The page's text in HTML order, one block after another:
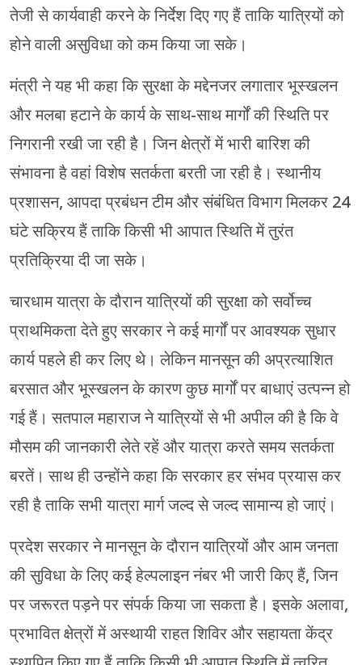
तेजी से कार्यवाही करने के निर्देश दिए गए हैं ताकि यात्रियों को
होने वाली असुविधा को कम किया जा सके।
मंत्री ने यह भी कहा कि सुरक्षा के मद्देनजर लगातार भूस्खलन
और मलबा हटाने के कार्य के साथ-साथ मार्गों की स्थिति पर
निगरानी रखी जा रही है। जिन क्षेत्रों में भारी बारिश की
संभावना है वहां विशेष सतर्कता बरती जा रही है। स्थानीय
प्रशासन, आपदा प्रबंधन टीम और संबंधित विभाग मिलकर 24
घंटे सक्रिय हैं ताकि किसी भी आपात स्थिति में तुरंत
प्रतिक्रिया दी जा सके।
चारधाम यात्रा के दौरान यात्रियों की सुरक्षा को सर्वोच्च
प्राथमिकता देते हुए सरकार ने कई मार्गों पर आवश्यक सुधार
कार्य पहले ही कर लिए थे। लेकिन मानसून की अप्रत्याशित
बरसात और भूस्खलन के कारण कुछ मार्गों पर बाधाएं उत्पन्न हो
गई हैं। सतपाल महाराज ने यात्रियों से भी अपील की है कि वे
मौसम की जानकारी लेते रहें और यात्रा करते समय सतर्कता
बरतें। साथ ही उन्होंने कहा कि सरकार हर संभव प्रयास कर
रही है ताकि सभी यात्रा मार्ग जल्द से जल्द सामान्य हो जाएं।
प्रदेश सरकार ने मानसून के दौरान यात्रियों और आम जनता
की सुविधा के लिए कई हेल्पलाइन नंबर भी जारी किए हैं, जिन
पर जरूरत पड़ने पर संपर्क किया जा सकता है। इसके अलावा,
प्रभावित क्षेत्रों में अस्थायी राहत शिविर और सहायता केंद्र